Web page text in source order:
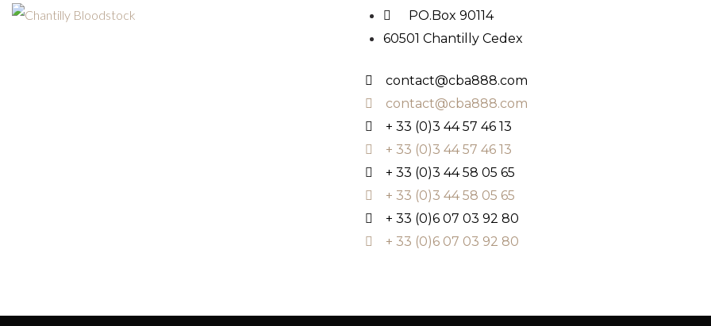
PO.Box 90114
60501 Chantilly Cedex
contact@cba888.com
contact@cba888.com
+ 33 (0)3 44 57 46 13
+ 33 (0)3 44 57 46 13
+ 33 (0)3 44 58 05 65
+ 33 (0)3 44 58 05 65
+ 33 (0)6 07 03 92 80
+ 33 (0)6 07 03 92 80